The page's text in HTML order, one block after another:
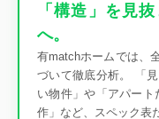
「構造」を見
へ。
有matchホームでは、
づいて徹底分析。 「
い物件」や「アパート
作」など、スペック表